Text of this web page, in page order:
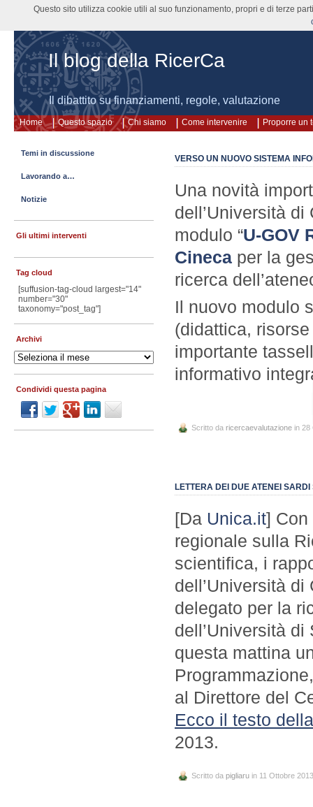
Il blog della RicerCa
Il dibattito su finanziamenti, regole, valutazione
Home Questo spazio Chi siamo Come intervenire Proporre un
VERSO UN NUOVO SISTEMA
Una novità
dell’Università
modulo “U-GOV
Cineca per la
ricerca
Il nuovo modulo
(didattica,
importante
informativo
Scritto da ricercaevalutazione in 28
LETTERA DEI DUE ATENEI
[Da Unica.it] Con
regionale sulla
scientifica, i
dell’Università
delegato per la
dell’Università
questa mattina
al Direttore del
Ecco il testo
2013.
Scritto da pigliaru in 11 Ottobre 2013
Temi in discussione
Lavorando a…
Notizie
Gli ultimi interventi
Tag cloud
[suffusion-tag-cloud largest="14"
number="30"
taxonomy="post_tag"]
Archivi
Archivi
Condividi questa pagina
Questo sito utilizza cookie utili al suo funzionamento, propri e di terze